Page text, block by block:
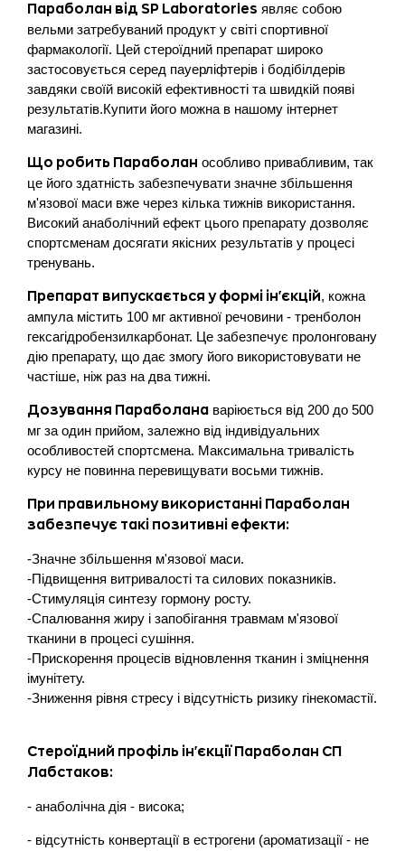
Параболан від SP Laboratories являє собою
вельми затребуваний продукт у світі спортивної
фармакології. Цей стероїдний препарат широко
застосовується серед пауерліфтерів і бодібілдерів
завдяки своїй високій ефективності та швидкій появі
результатів.Купити його можна в нашому інтернет
магазині.
Що робить Параболан особливо привабливим, так
це його здатність забезпечувати значне збільшення
м'язової маси вже через кілька тижнів використання.
Високий анаболічний ефект цього препарату дозволяє
спортсменам досягати якісних результатів у процесі
тренувань.
Препарат випускається у формі ін'єкцій, кожна
ампула містить 100 мг активної речовини - тренболон
гексагідробензилкарбонат. Це забезпечує пролонговану
дію препарату, що дає змогу його використовувати не
частіше, ніж раз на два тижні.
Дозування Параболана варіюється від 200 до 500
мг за один прийом, залежно від індивідуальних
особливостей спортсмена. Максимальна тривалість
курсу не повинна перевищувати восьми тижнів.
При правильному використанні Параболан
забезпечує такі позитивні ефекти:
-Значне збільшення м'язової маси.
-Підвищення витривалості та силових показників.
-Стимуляція синтезу гормону росту.
-Спалювання жиру і запобігання травмам м'язової
тканини в процесі сушіння.
-Прискорення процесів відновлення тканин і зміцнення
імунітету.
-Зниження рівня стресу і відсутність ризику гінекомастії.
Стероїдний профіль ін'єкції Параболан СП
Лабстаков:
- анаболічна дія - висока;
- відсутність конвертації в естрогени (ароматизації - не